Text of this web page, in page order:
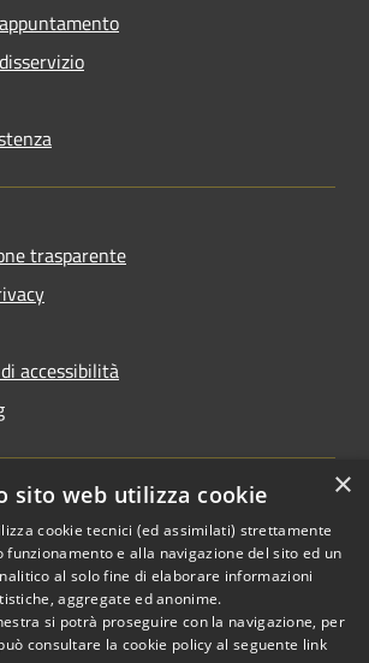
trasparente
accessibilità
Copyright © 2026 • Comune di
Foggia • Powered by
Municipium•Accesso
redazione
×
sito web utilizza cookie
cookie tecnici (ed assimilati) strettamente
funzionamento e alla navigazione del sito ed un
al solo fine di elaborare informazioni
aggregate ed anonime.
si potrà proseguire con la navigazione, per
consultare la cookie policy al seguente link